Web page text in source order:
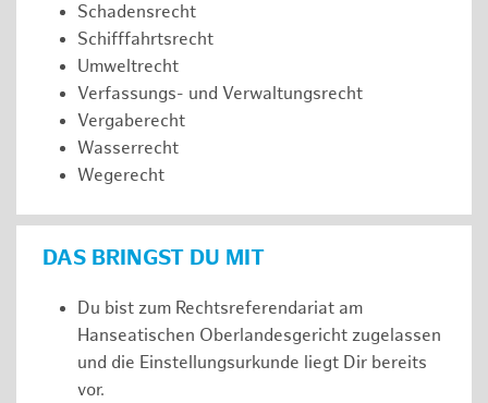
Schadensrecht
Schifffahrtsrecht
Umweltrecht
Verfassungs- und Verwaltungsrecht
Vergaberecht
Wasserrecht
Wegerecht
DAS BRINGST DU MIT
Du bist zum Rechtsreferendariat am
Hanseatischen Oberlandesgericht zugelassen
und die Einstellungsurkunde liegt Dir bereits
vor.